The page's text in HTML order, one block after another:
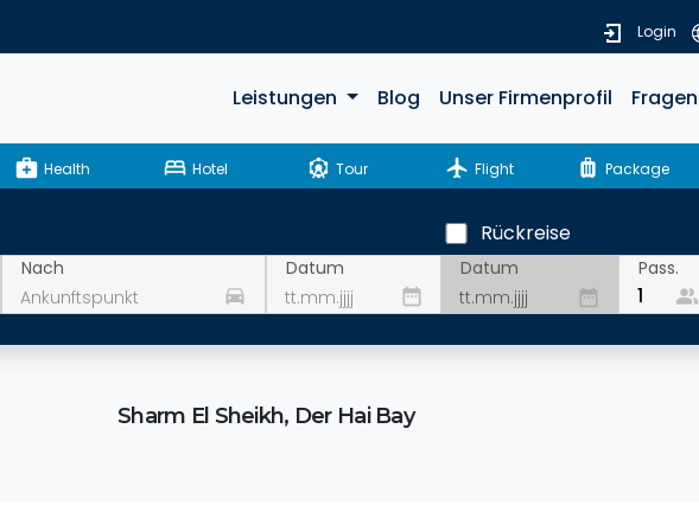
Login
Leistungen Blog Unser Firmenprofil Fragen
medical_services Health bed Hotel attractions Tour flight Flight luggage Package
Nach
drive_eta
Datum
date_range
Rückreise
Datum
date_range
Pass.
people_alt
Sharm El Sheikh, Der Hai Bay